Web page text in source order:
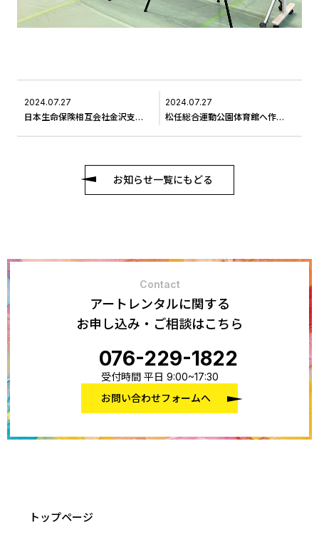
2024.07.27
日本生命保険相互会社金沢支社様へ作品の交換に伺いました ＃8
2024.07.27
松任総合運動公園体育館へ作品の交換に伺いました ＃5
お知らせ一覧にもどる
Contact
アートレンタルに関する
お申し込み・ご相談はこちら
076-229-1822
受付時間 平日 9:00~17:30
お問い合わせフォームへ
トップページ